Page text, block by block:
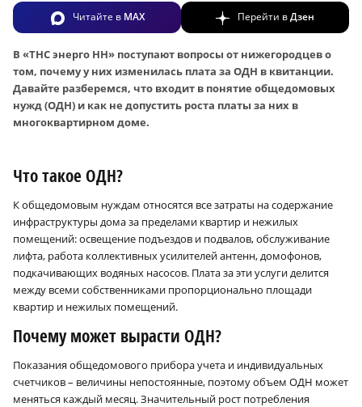
Читайте в MAX Перейти вДзен
В «ТНС энерго НН» поступают вопросы от нижегородцев о
том, почему у них изменилась плата за ОДН в квитанции.
Давайте разберемся, что входит в понятие общедомовых
нужд (ОДН) и как не допустить роста платы за них в
многоквартирном доме.
Что такое ОДН?
К общедомовым нуждам относятся все затраты на содержание
инфраструктуры дома за пределами квартир и нежилых
помещений: освещение подъездов и подвалов, обслуживание
лифта, работа коллективных усилителей антенн, домофонов,
подкачивающих водяных насосов. Плата за эти услуги делится
между всеми собственниками пропорционально площади
квартир и нежилых помещений.
Почему может вырасти ОДН?
Показания общедомового прибора учета и индивидуальных
счетчиков – величины непостоянные, поэтому объем ОДН может
меняться каждый месяц. Значительный рост потребления